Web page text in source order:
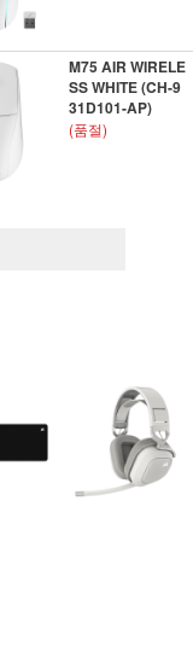
M75 AIR WIRELE
SS WHITE (CH-9
31D101-AP)
(품절)